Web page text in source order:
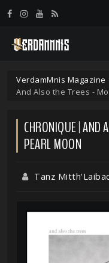
VerdamMnis Magazine
And Also the Trees -
CHRONIQUE | AND
PEARL MOON
Tanz
Panneau de gestion des